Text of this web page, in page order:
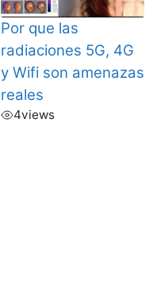
Por que las
radiaciones 5G, 4G
y Wifi son amenazas
reales
4views